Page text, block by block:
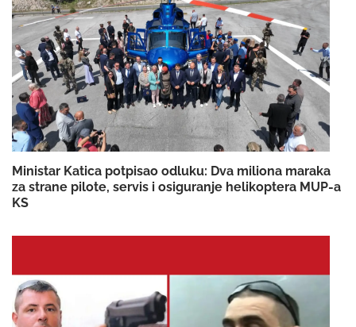
Ministar Katica potpisao odluku: Dva miliona maraka
za strane pilote, servis i osiguranje helikoptera MUP-a
KS